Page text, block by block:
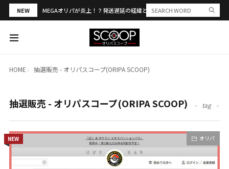
NEW MEGAオリパが炎上！？発送遅延の経緯と評判・当選報告を解説
HOME 抽選販売 - オリパスコープ(ORIPA SCOOP)
抽選販売 - オリパスコープ(ORIPA SCOOP) tag
NEW オリパ